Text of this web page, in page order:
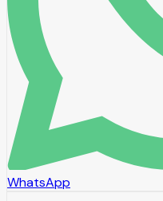
WhatsApp